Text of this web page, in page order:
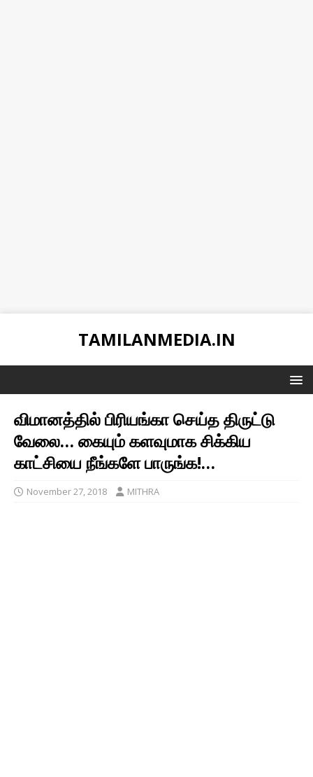
TAMILANMEDIA.IN
விமானத்தில் பிரியங்கா செய்த திருட்டு
வேலை… கையும் களவுமாக சிக்கிய
காட்சியை நீங்களே பாருங்க!…
November 27, 2018 MITHRA